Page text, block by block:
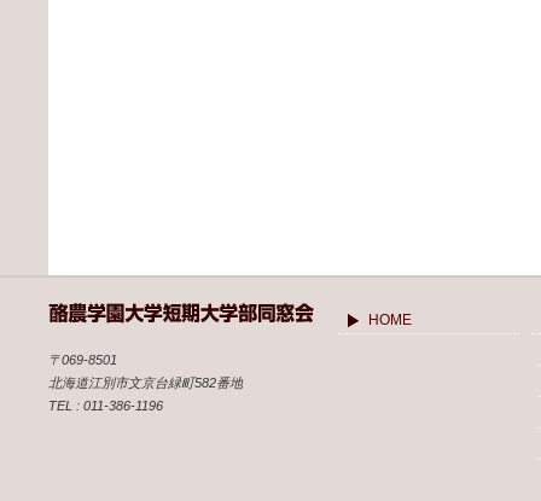
〒069-8501
北海道江別市文京台緑町582番地
TEL : 011-386-1196
HOME